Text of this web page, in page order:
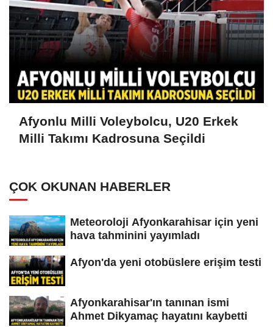
Afyonlu Milli Voleybolcu, U20 Erkek
Milli Takımı Kadrosuna Seçildi
ÇOK OKUNAN HABERLER
Meteoroloji Afyonkarahisar için yeni
hava tahminini yayımladı
Afyon'da yeni otobüslere erişim testi
Afyonkarahisar'ın tanınan ismi
Ahmet Dikyamaç hayatını kaybetti